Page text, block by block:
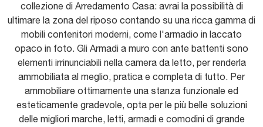
collezione di Arredamento Casa: avrai la possibilità di
ultimare la zona del riposo contando su una ricca gamma di
mobili contenitori moderni, come l'armadio in laccato
opaco in foto. Gli Armadi a muro con ante battenti sono
elementi irrinunciabili nella camera da letto, per renderla
ammobiliata al meglio, pratica e completa di tutto. Per
ammobiliare ottimamente una stanza funzionale ed
esteticamente gradevole, opta per le più belle soluzioni
delle migliori marche, letti, armadi e comodini di grande